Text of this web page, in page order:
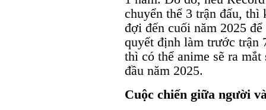
chuyển thể 3 trận đấu, thì
đợi đến cuối năm 2025
quyết định làm trước trận
thì có thể anime sẽ ra
đầu năm 2025.
Cuộc chiến giữa người